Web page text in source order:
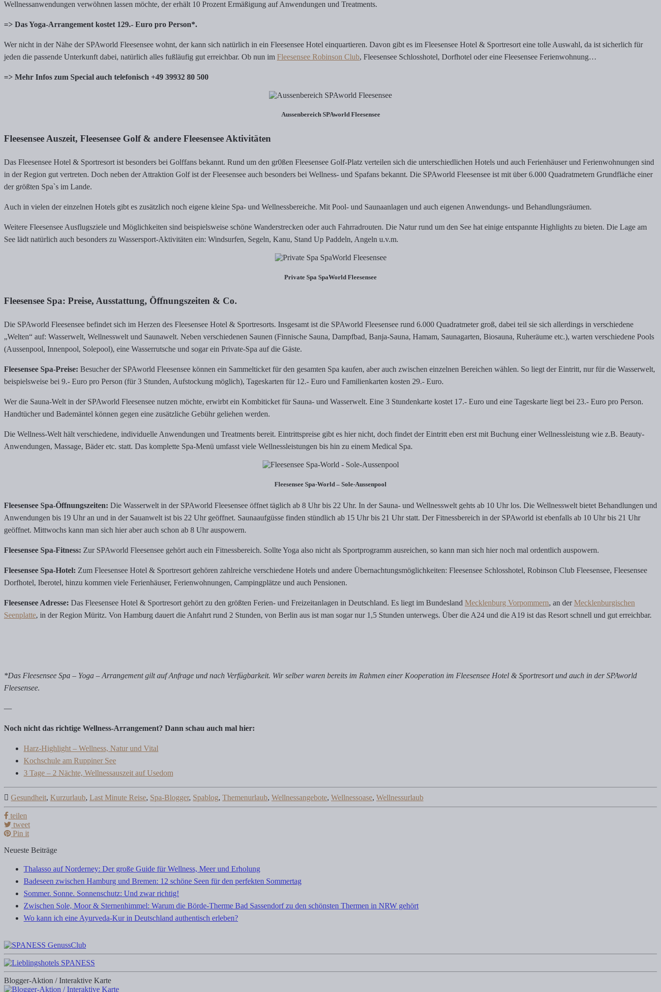
Wellnessanwendungen verwöhnen lassen möchte, der erhält 10 Prozent Ermäßigung auf Anwendungen und Treatments.
=> Das Yoga-Arrangement kostet 129.- Euro pro Person*.
Wer nicht in der Nähe der SPAworld Fleesensee wohnt, der kann sich natürlich in ein Fleesensee Hotel einquartieren. Davon gibt es im Fleesensee Hotel & Sportresort eine tolle Auswahl, da ist sicherlich für
jeden die passende Unterkunft dabei, natürlich alles fußläufig gut erreichbar. Ob nun im Fleesensee Robinson Club, Fleesensee Schlosshotel, Dorfhotel oder eine Fleesensee Ferienwohnung…
=> Mehr Infos zum Special auch telefonisch +49 39932 80 500
Aussenbereich SPAworld Fleesensee
Fleesensee Auszeit, Fleesensee Golf & andere Fleesensee Aktivitäten
Das Fleesensee Hotel & Sportresort ist besonders bei Golffans bekannt. Rund um den gr0ßen Fleesensee Golf-Platz verteilen sich die unterschiedlichen Hotels und auch Ferienhäuser und Ferienwohnungen sind
in der Region gut vertreten. Doch neben der Attraktion Golf ist der Fleesensee auch besonders bei Wellness- und Spafans bekannt. Die SPAworld Fleesensee ist mit über 6.000 Quadratmetern Grundfläche einer
der größten Spa`s im Lande.
Auch in vielen der einzelnen Hotels gibt es zusätzlich noch eigene kleine Spa- und Wellnessbereiche. Mit Pool- und Saunaanlagen und auch eigenen Anwendungs- und Behandlungsräumen.
Weitere Fleesensee Ausflugsziele und Möglichkeiten sind beispielsweise schöne Wanderstrecken oder auch Fahrradrouten. Die Natur rund um den See hat einige entspannte Highlights zu bieten. Die Lage am
See lädt natürlich auch besonders zu Wassersport-Aktivitäten ein: Windsurfen, Segeln, Kanu, Stand Up Paddeln, Angeln u.v.m.
Private Spa SpaWorld Fleesensee
Fleesensee Spa: Preise, Ausstattung, Öffnungszeiten & Co.
Die SPAworld Fleesensee befindet sich im Herzen des Fleesensee Hotel & Sportresorts. Insgesamt ist die SPAworld Fleesensee rund 6.000 Quadratmeter groß, dabei teil sie sich allerdings in verschiedene
„Welten“ auf: Wasserwelt, Wellnesswelt und Saunawelt. Neben verschiedenen Saunen (Finnische Sauna, Dampfbad, Banja-Sauna, Hamam, Saunagarten, Biosauna, Ruheräume etc.), warten verschiedene Pools
(Aussenpool, Innenpool, Solepool), eine Wasserrutsche und sogar ein Private-Spa auf die Gäste.
Fleesensee Spa-Preise: Besucher der SPAworld Fleesensee können ein Sammelticket für den gesamten Spa kaufen, aber auch zwischen einzelnen Bereichen wählen. So liegt der Eintritt, nur für die Wasserwelt,
beispielsweise bei 9.- Euro pro Person (für 3 Stunden, Aufstockung möglich), Tageskarten für 12.- Euro und Familienkarten kosten 29.- Euro.
Wer die Sauna-Welt in der SPAworld Fleesensee nutzen möchte, erwirbt ein Kombiticket für Sauna- und Wasserwelt. Eine 3 Stundenkarte kostet 17.- Euro und eine Tageskarte liegt bei 23.- Euro pro Person.
Handtücher und Bademäntel können gegen eine zusätzliche Gebühr geliehen werden.
Die Wellness-Welt hält verschiedene, individuelle Anwendungen und Treatments bereit. Eintrittspreise gibt es hier nicht, doch findet der Eintritt eben erst mit Buchung einer Wellnessleistung wie z.B. Beauty-
Anwendungen, Massage, Bäder etc. statt. Das komplette Spa-Menü umfasst viele Wellnessleistungen bis hin zu einem Medical Spa.
Fleesensee Spa-World – Sole-Aussenpool
Fleesensee Spa-Öffnungszeiten: Die Wasserwelt in der SPAworld Fleesensee öffnet täglich ab 8 Uhr bis 22 Uhr. In der Sauna- und Wellnesswelt gehts ab 10 Uhr los. Die Wellnesswelt bietet Behandlungen und
Anwendungen bis 19 Uhr an und in der Sauanwelt ist bis 22 Uhr geöffnet. Saunaaufgüsse finden stündlich ab 15 Uhr bis 21 Uhr statt. Der Fitnessbereich in der SPAworld ist ebenfalls ab 10 Uhr bis 21 Uhr
geöffnet. Mittwochs kann man sich hier aber auch schon ab 8 Uhr auspowern.
Fleesensee Spa-Fitness: Zur SPAworld Fleesensee gehört auch ein Fitnessbereich. Sollte Yoga also nicht als Sportprogramm ausreichen, so kann man sich hier noch mal ordentlich auspowern.
Fleesensee Spa-Hotel: Zum Fleesensee Hotel & Sportresort gehören zahlreiche verschiedene Hotels und andere Übernachtungsmöglichkeiten: Fleesensee Schlosshotel, Robinson Club Fleesensee, Fleesensee
Dorfhotel, Iberotel, hinzu kommen viele Ferienhäuser, Ferienwohnungen, Campingplätze und auch Pensionen.
Fleesensee Adresse: Das Fleesensee Hotel & Sportresort gehört zu den größten Ferien- und Freizeitanlagen in Deutschland. Es liegt im Bundesland Mecklenburg Vorpommern, an derMecklenburgischen
Seenplatte, in der Region Müritz. Von Hamburg dauert die Anfahrt rund 2 Stunden, von Berlin aus ist man sogar nur 1,5 Stunden unterwegs. Über die A24 und die A19 ist das Resort schnell und gut erreichbar.
*Das Fleesensee Spa – Yoga – Arrangement gilt auf Anfrage und nach Verfügbarkeit. Wir selber waren bereits im Rahmen einer Kooperation im Fleesensee Hotel & Sportresort und auch in der SPAworld
Fleesensee.
—
Noch nicht das richtige Wellness-Arrangement? Dann schau auch mal hier:
Harz-Highlight – Wellness, Natur und Vital
Kochschule am Ruppiner See
3 Tage – 2 Nächte, Wellnessauszeit auf Usedom
Gesundheit, Kurzurlaub, Last Minute Reise, Spa-Blogger, Spablog, Themenurlaub, Wellnessangebote, Wellnessoase, Wellnessurlaub
teilen
tweet
Pin it
Neueste Beiträge
Thalasso auf Norderney: Der große Guide für Wellness, Meer und Erholung
Badeseen zwischen Hamburg und Bremen: 12 schöne Seen für den perfekten Sommertag
Sommer. Sonne. Sonnenschutz: Und zwar richtig!
Zwischen Sole, Moor & Sternenhimmel: Warum die Börde-Therme Bad Sassendorf zu den schönsten Thermen in NRW gehört
Wo kann ich eine Ayurveda-Kur in Deutschland authentisch erleben?
Blogger-Aktion / Interaktive Karte